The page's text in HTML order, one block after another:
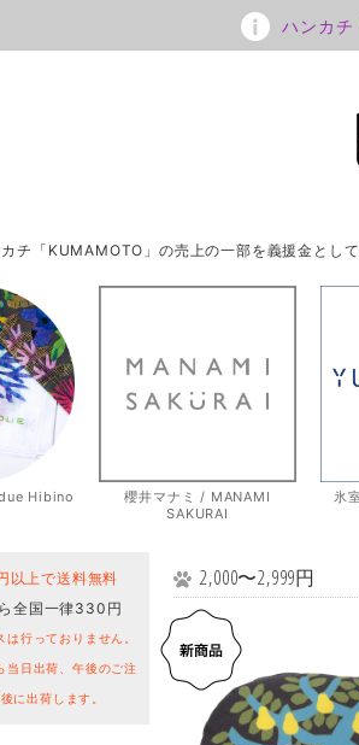
ハンカチ
チ「KUMAMOTO」の売上の一部を義援金とし
Hibino
櫻井マナミ / MANAMI
SAKURAI
氷
以上で送料無料
全国一律330円
は行っておりません。
当日出荷、午後のご注
に出荷します。
2,000〜2,999円